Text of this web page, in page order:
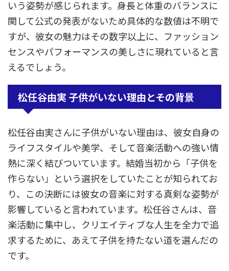
いう姿勢が感じられます。身長と体重のバランスに
関して公式の発表がないため具体的な数値は不明で
すが、彼女の魅力はその数字以上に、ファッション
センスやパフォーマンスの美しさに現れていると言
えるでしょう。
松任谷由実 子供がいない理由とその背景
松任谷由実さんに子供がいない理由は、彼女自身の
ライフスタイルや美学、そして音楽活動への強い情
熱に深く結びついています。結婚当初から「子供を
作らない」という選択をしていたことが知られてお
り、この決断には彼女の音楽に対する真剣な姿勢が
影響していると言われています。松任谷さんは、音
楽活動に集中し、クリエイティブな人生を全力で追
求するために、あえて子供を持たない道を選んだの
です。